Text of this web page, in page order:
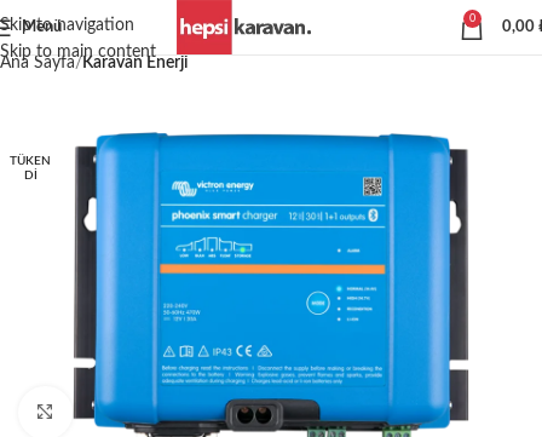
Skip to navigation
Skip to main content
Menü
0
0,00
Ana Sayfa Karavan Enerji
TÜKEN
DI
Büyütmek için tıklayın